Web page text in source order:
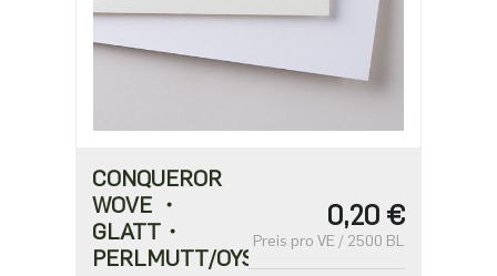
CONQUEROR
WOVE ・
GLATT・
PERLMUTT/OYSTER
0,20 €
Preis pro VE / 2500 BL